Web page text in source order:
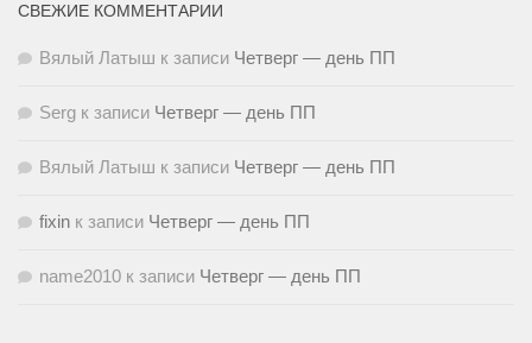
СВЕЖИЕ КОММЕНТАРИИ
Вялый Латыш к записи Четверг — день ПП
Serg к записи Четверг — день ПП
Вялый Латыш к записи Четверг — день ПП
fixin к записи Четверг — день ПП
name2010 к записи Четверг — день ПП